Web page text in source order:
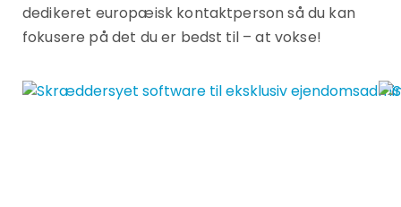
dedikeret europæisk kontaktperson så du kan
fokusere på det du er bedst til – at vokse!